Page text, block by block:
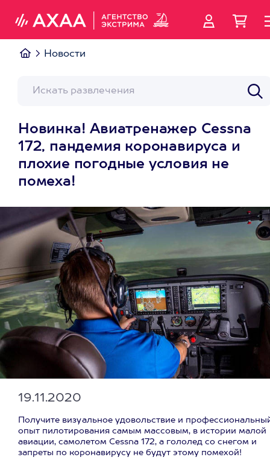
Новости
Новинка! Авиатренажер Cessna
172, пандемия коронавируса и
плохие погодные условия не
помеха!
19.11.2020
Получите визуальное удовольствие и
опыт пилотирования самым массовым, в истории малой
авиации, самолетом Cessna 172, а гололед со снегом и
запреты по коронавирусу не будут этому помехой!